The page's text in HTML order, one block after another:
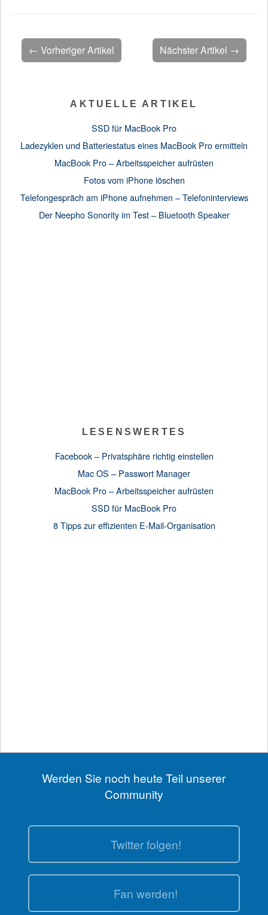
Nächster Artikel →
← Vorheriger Artikel
AKTUELLE ARTIKEL
SSD für MacBook Pro
Ladezyklen und Batteriestatus eines MacBook Pro ermitteln
MacBook Pro – Arbeitsspeicher aufrüsten
Fotos vom iPhone löschen
Telefongespräch am iPhone aufnehmen – Telefoninterviews
Der Neepho Sonority im Test – Bluetooth Speaker
LESENSWERTES
Facebook – Privatsphäre richtig einstellen
Mac OS – Passwort Manager
MacBook Pro – Arbeitsspeicher aufrüsten
SSD für MacBook Pro
8 Tipps zur effizienten E-Mail-Organisation
Werden Sie noch heute Teil unserer
Community
Twitter folgen!
Fan werden!